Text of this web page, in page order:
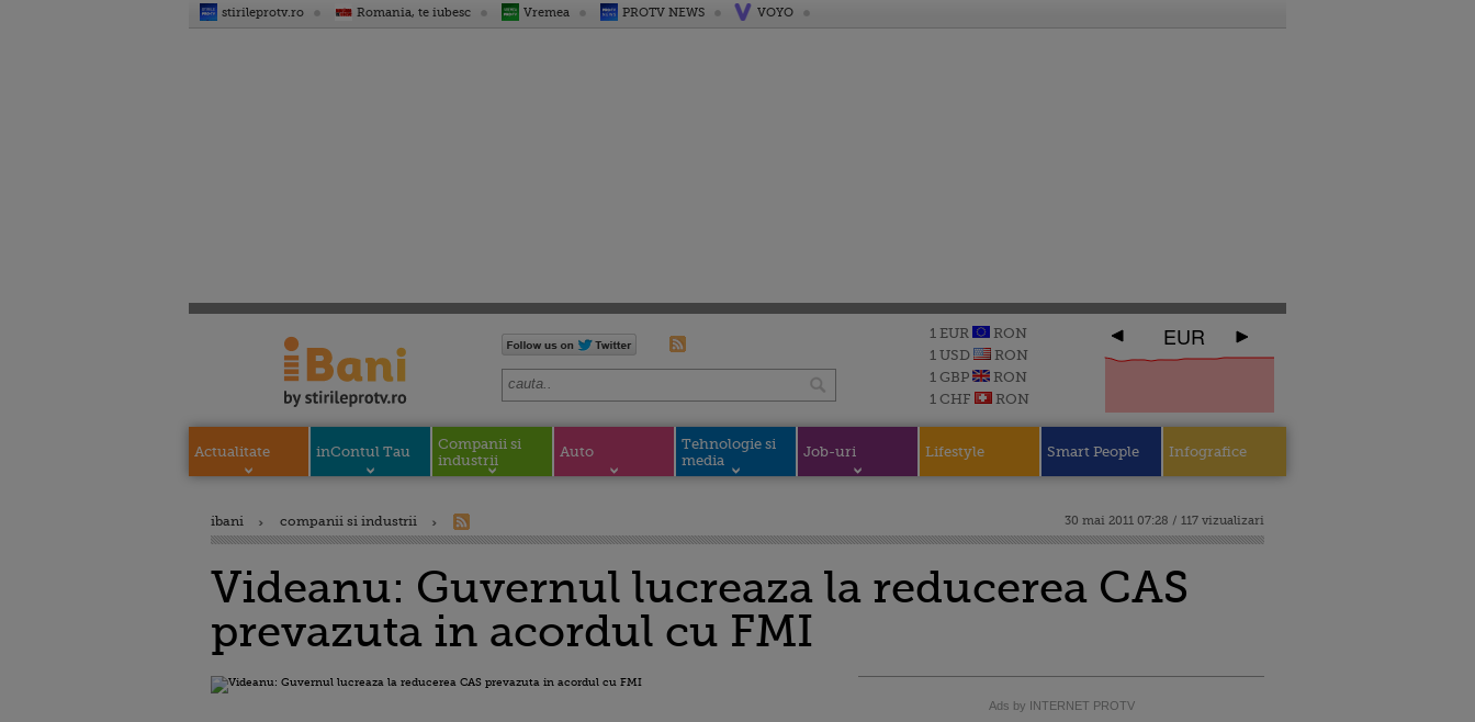
stirileprotv.ro Romania, te iubesc Vremea PROTV NEWS VOYO
1 EUR
RON
1 USD
RON
1 GBP
RON
1 CHF
RON
EUR
Actualitate inContul Tau
Companii si
industrii
Auto
Tehnologie si
media
Job-uri Lifestyle Smart People Infografice
ibani companii si industrii 30 mai 2011 07:28 / 117 vizualizari
Videanu: Guvernul lucreaza la reducerea CAS
prevazuta in acordul cu FMI
Ads by INTERNET PROTV